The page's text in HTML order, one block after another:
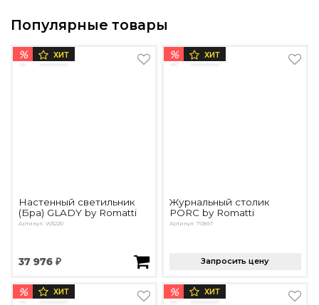
Популярные товары
% ХИТ
Настенный светильник
(Бра) GLADY by Romatti
Артикул: W3220
37 976 ₽
% ХИТ
Журнальный столик
PORC by Romatti
Артикул: 7089T
Запросить цену
% ХИТ % ХИТ